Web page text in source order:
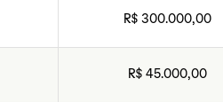
R$ 300.000,00
R$ 45.000,00